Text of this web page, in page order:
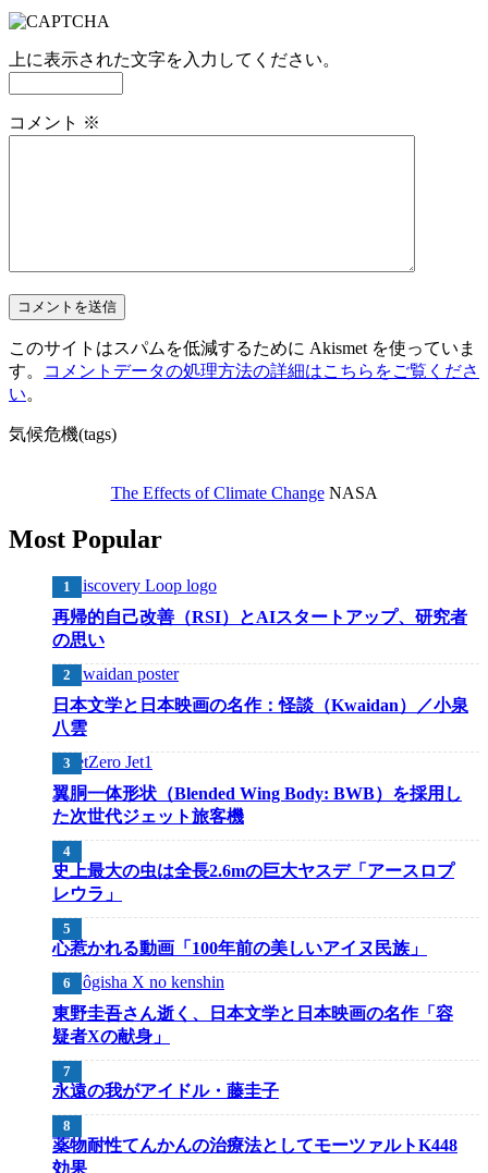
上に表示された文字を入力してください。
コメント ※
このサイトはスパムを低減するために Akismet を使っていま
す。
コメントデータの処理方法の詳細はこちらをご覧くださ
い。
気候危機(tags)
The Effects of Climate ChangeNASA
Most Popular
再帰的自己改善（RSI）とAIスタートアップ、研究者
の思い
日本文学と日本映画の名作：怪談（Kwaidan）／小泉
八雲
翼胴一体形状（Blended Wing Body: BWB）を採用し
た次世代ジェット旅客機
史上最大の虫は全長2.6mの巨大ヤスデ「アースロプ
レウラ」
心惹かれる動画「100年前の美しいアイヌ民族」
東野圭吾さん逝く、日本文学と日本映画の名作「容
疑者Xの献身」
永遠の我がアイドル・藤圭子
薬物耐性てんかんの治療法としてモーツァルトK448
効果